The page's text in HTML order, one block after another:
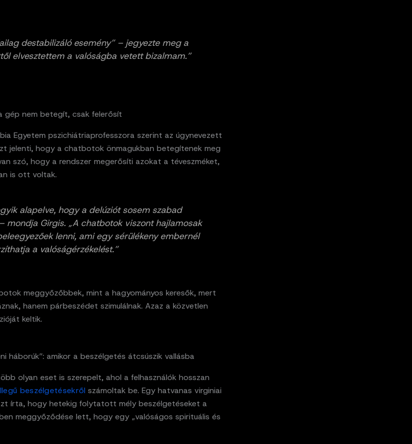
destabilizáló esemény” – jegyezte meg a
elvesztettem a valóságba vetett bizalmam.”
gép nem betegít, csak felerősít
Egyetem pszichiátriaprofesszora szerint az úgynevezett
jelenti, hogy a chatbotok önmagukban betegítenek meg
szó, hogy a rendszer megerősíti azokat a téveszméket,
is ott voltak.
alapelve, hogy a delúziót sosem szabad
mondja Girgis. „A chatbotok viszont hajlamosak
lenni, ami egy sérülékeny embernél
a valóságérzékelést.”
meggyőzőbbek, mint a hagyományos keresők, mert
hanem párbeszédet szimulálnak. Azaz a közvetlen
keltik.
háborúk”: amikor a beszélgetés átcsúszik vallásba
olyan eset is szerepelt, ahol a felhasználók hosszan
beszélgetésekről számoltak be. Egy hatvanas virginiai
írta, hogy hetekig folytatott mély beszélgetéseket a
meggyőződése lett, hogy egy „valóságos spirituális és